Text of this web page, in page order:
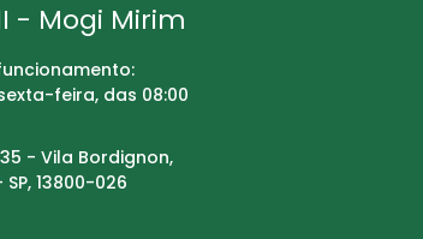
- Mogi Mirim
feira, das 08:00
- Vila Bordignon,
13800-026